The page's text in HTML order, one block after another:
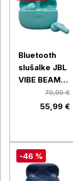
Bluetooth
slušalke JBL
VIBE BEAM
2, modre79,99 €
55,99 €
-46 %